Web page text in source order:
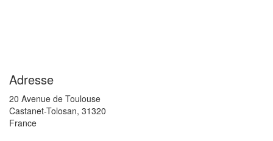
Adresse
20 Avenue de Toulouse
Castanet-Tolosan, 31320
France